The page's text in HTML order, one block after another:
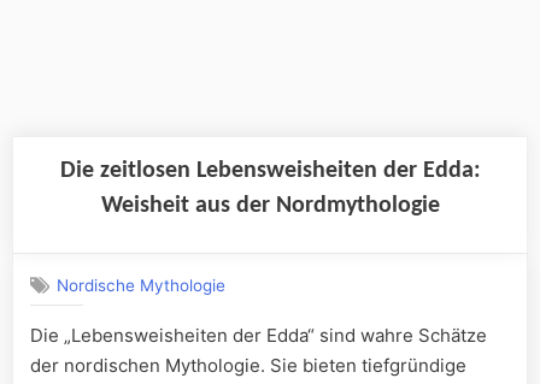
Die zeitlosen Lebensweisheiten der Edda:
Weisheit aus der Nordmythologie
Nordische Mythologie
Die „Lebensweisheiten der Edda“ sind wahre Schätze
der nordischen Mythologie. Sie bieten tiefgründige